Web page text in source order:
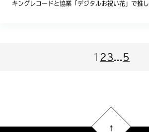
キングレコードと協業「デジタルお祝い花」で推
1 2 3 5